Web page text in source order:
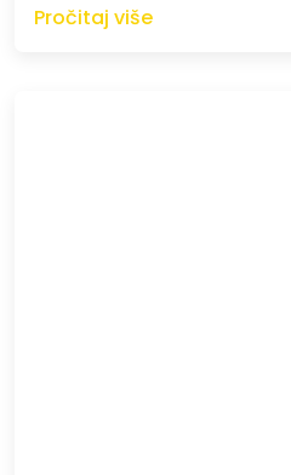
Pročitaj više